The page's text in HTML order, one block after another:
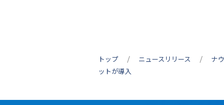
トップ ニュースリリース
ナ
ットが導入